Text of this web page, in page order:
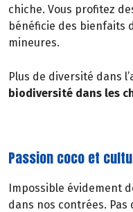
chiche. Vous profitez
bénéficie des bienfaits
mineures.
Plus de diversité dans
biodiversité dans les
Passion coco et
Impossible évidement
dans nos contrées.